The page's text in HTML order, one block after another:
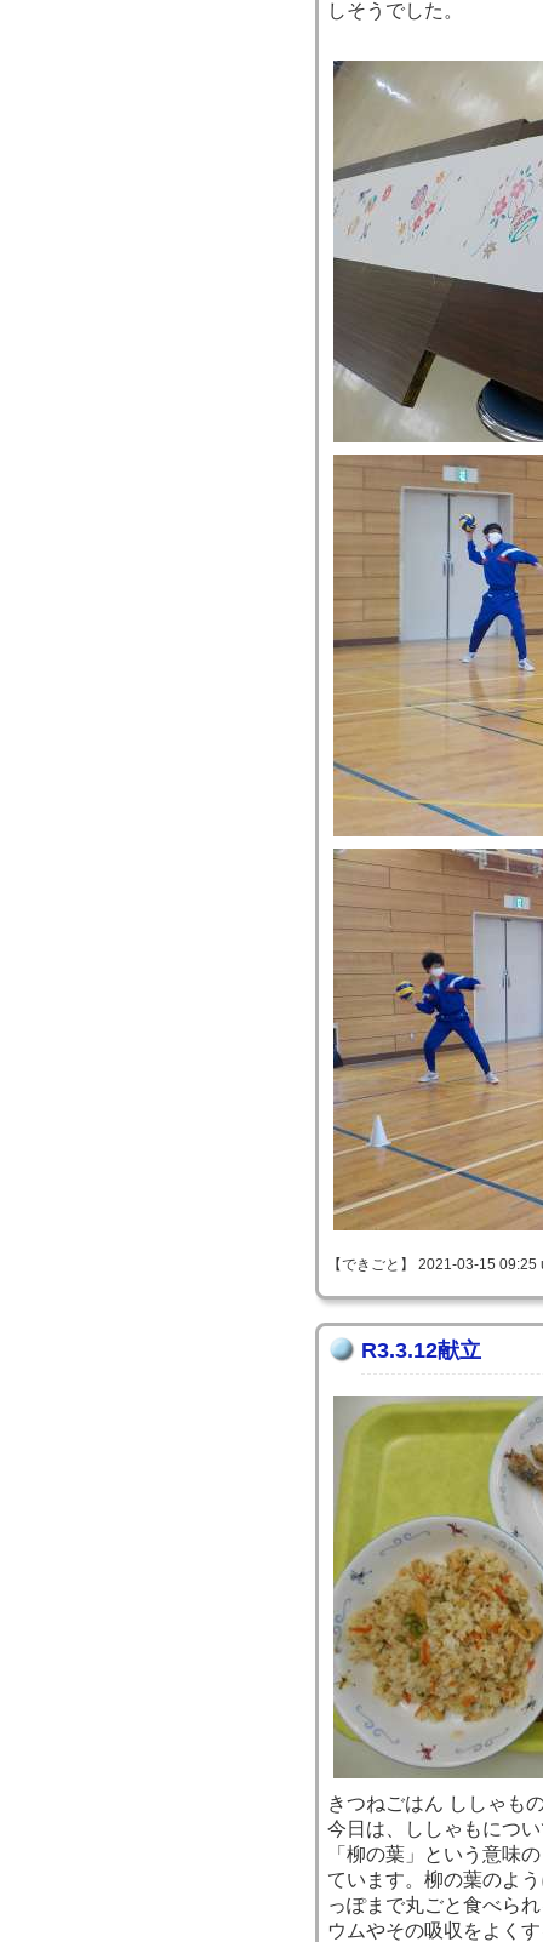
しそうでした。
【できごと】 2021-03-15
R3.3.12献立
きつねごはん ししゃも
今日は、ししゃもにつ
「柳の葉」という意味
ています。柳の葉のよ
っぽまで丸ごと食べら
ウムやその吸収をよく